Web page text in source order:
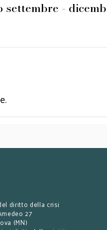
settembre -
diritto della crisi
27
(MN)